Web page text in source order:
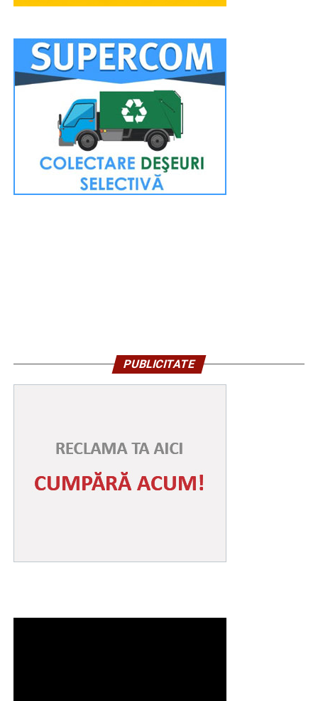
PUBLICITATE